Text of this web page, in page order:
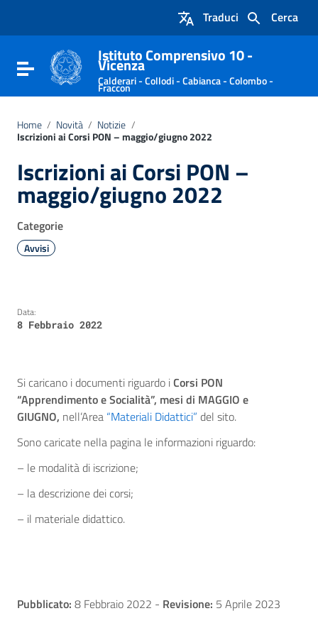
Vai al footer
Cerca
Traduci
Attiva / disattiva la navigazione
Istituto Comprensivo 10 -
Vicenza
Calderari - Collodi - Cabianca - Colombo -
Fraccon
Home / Novità / Notizie /
Iscrizioni ai Corsi PON – maggio/giugno 2022
Iscrizioni ai Corsi PON –
maggio/giugno 2022
Categorie
Avvisi
Data:
8 Febbraio 2022
Si caricano i documenti riguardo iCorsi PON
“Apprendimento e Socialità”, mesi di MAGGIO e
GIUGNO, nell’Area “Materiali Didattici” del sito.
Sono caricate nella pagina le informazioni riguardo:
– le modalità di iscrizione;
– la descrizione dei corsi;
– il materiale didattico.
Pubblicato: 8 Febbraio 2022 - Revisione: 5 Aprile 2023